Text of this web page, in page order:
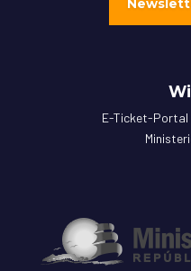
E-Ticket-Portal